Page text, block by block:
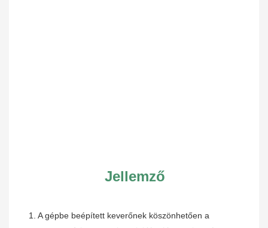
Jellemző
1. A gépbe beépített keverőnek köszönhetően a